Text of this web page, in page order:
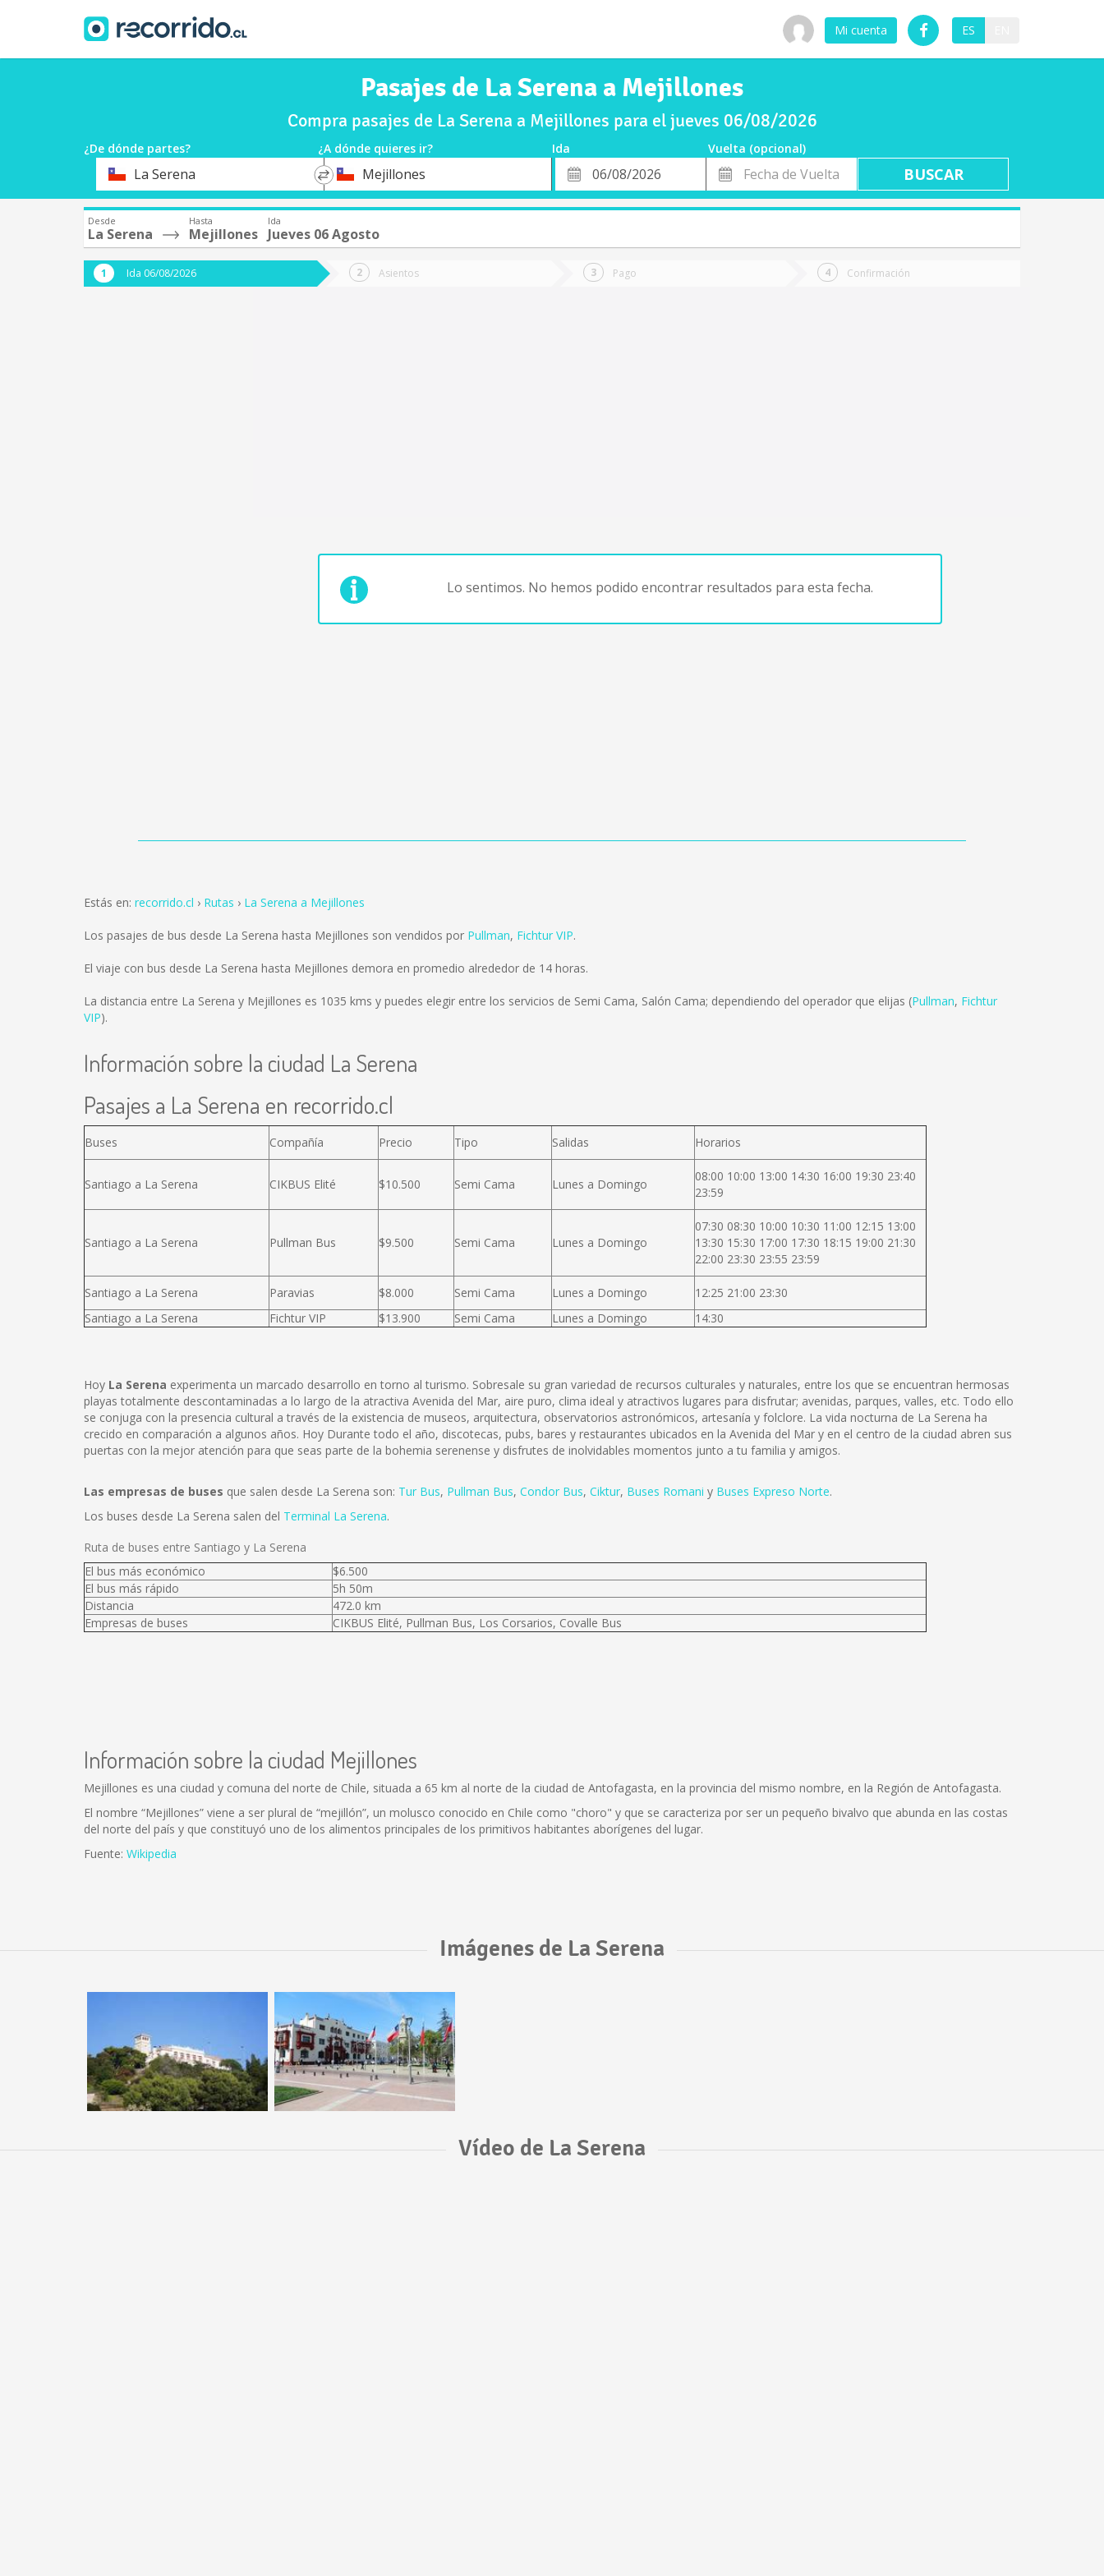
Mi cuenta ES
Pasajes de La Serena a Mejillones
Compra pasajes de La Serena a Mejillones para el jueves 06/08/2026
¿De dónde partes? ¿A dónde quieres ir? Ida
Vuelta (opcional)
OrigenLa Serena
*
DestinoMejillones
Fecha
de
Fecha
de
Vuelta
Desde
La Serena
Hasta
Mejillones
Ida
Jueves 06 Agosto
Ida 06/08/2026 Asientos Pago Confirmación
Lo sentimos. No hemos podido encontrar resultados para esta fecha.
Estás en: recorrido.cl Rutas La Serena a Mejillones
Los pasajes de bus desde La Serena hasta Mejillones son vendidos por Pullman, Fichtur VIP.
El viaje con bus desde La Serena hasta Mejillones demora en promedio alrededor de 14 horas.
La distancia entre La Serena y Mejillones es 1035 kms y puedes elegir entre los servicios de Semi Cama, Salón Cama; dependiendo del operador que elijas (Pullman, Fichtur
VIP).
Información sobre la ciudad La Serena
Pasajes a La Serena en recorrido.cl
Buses Compañía Precio Tipo Salidas Horarios
Santiago a La Serena CIKBUS Elité $10.500 Semi Cama Lunes a Domingo
08:00 10:00 13:00 14:30 16:00 19:30 23:40
23:59
Santiago a La Serena Pullman Bus $9.500 Semi Cama Lunes a Domingo
07:30 08:30 10:00 10:30 11:00 12:15 13:00
13:30 15:30 17:00 17:30 18:15 19:00 21:30
22:00 23:30 23:55 23:59
Santiago a La Serena Paravias $8.000 Semi Cama Lunes a Domingo
12:25 21:00 23:30
Santiago a La Serena
Fichtur VIP $13.900 Semi Cama Lunes a Domingo 14:30
Hoy La Serena experimenta un marcado desarrollo en torno al turismo. Sobresale su gran variedad de recursos culturales y naturales, entre los que se encuentran hermosas
playas totalmente descontaminadas a lo largo de la atractiva Avenida del Mar, aire puro, clima ideal y atractivos lugares para disfrutar; avenidas, parques, valles, etc. Todo ello
se conjuga con la presencia cultural a través de la existencia de museos, arquitectura, observatorios astronómicos, artesanía y folclore. La vida nocturna de La Serena ha
crecido en comparación a algunos años. Hoy Durante todo el año, discotecas, pubs, bares y restaurantes ubicados en la Avenida del Mar y en el centro de la ciudad abren sus
puertas con la mejor atención para que seas parte de la bohemia serenense y disfrutes de inolvidables momentos junto a tu familia y amigos.
Las empresas de buses que salen desde La Serena son: Tur Bus, Pullman Bus, Condor Bus, Ciktur, Buses Romani y Buses Expreso Norte.
Los buses desde La Serena salen del Terminal La Serena.
Ruta de buses entre Santiago y La Serena
El bus más económico
$6.500
El bus más rápido
5h 50m
Distancia
472.0 km
Empresas de buses
CIKBUS Elité, Pullman Bus, Los Corsarios, Covalle Bus
Información sobre la ciudad Mejillones
Mejillones es una ciudad y comuna del norte de Chile, situada a 65 km al norte de la ciudad de Antofagasta, en la provincia del mismo nombre, en la Región de Antofagasta.
El nombre “Mejillones” viene a ser plural de “mejillón”, un molusco conocido en Chile como "choro" y que se caracteriza por ser un pequeño bivalvo que abunda en las costas
del norte del país y que constituyó uno de los alimentos principales de los primitivos habitantes aborígenes del lugar.
Fuente: Wikipedia
Imágenes de La Serena
Vídeo de La Serena